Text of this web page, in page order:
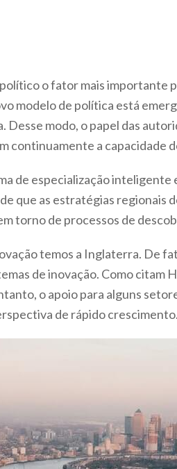
o fator mais importante
modelo de política está
modo, o papel das
continuamente a capacidade
de especialização
que as estratégias regionais
torno de processos de
temos a Inglaterra. De
de inovação. Como citam
o apoio para alguns
de rápido crescimento.